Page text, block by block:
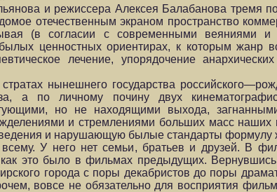
и режиссера Алексея Балабанова тремя
отечественным экраном пространство
(в согласии с современными веяниями и
ценностных ориентирах, к которым жанр
лечение, упорядочение
нынешнего государства
а по личному почину двух
но не находящими выхода,
и стремлениями больших масс
и нарушающую былые стандарты формулу
У него нет семьи, братьев и друзей. В
это было в фильмах предыдущих.
города с поры декабристов до поры
вовсе не обязательно для восприятия